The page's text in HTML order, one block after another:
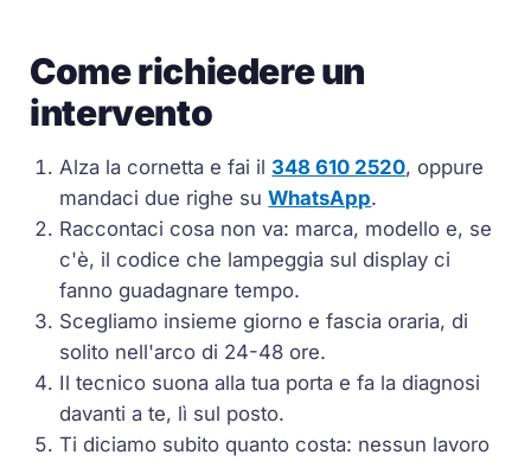
Come richiedere un
intervento
Alza la cornetta e fai il 348 610 2520, oppure
mandaci due righe suWhatsApp.
Raccontaci cosa non va: marca, modello e, se
c'è, il codice che lampeggia sul display ci
fanno guadagnare tempo.
Scegliamo insieme giorno e fascia oraria, di
solito nell'arco di 24-48 ore.
Il tecnico suona alla tua porta e fa la diagnosi
davanti a te, lì sul posto.
Ti diciamo subito quanto costa: nessun lavoro